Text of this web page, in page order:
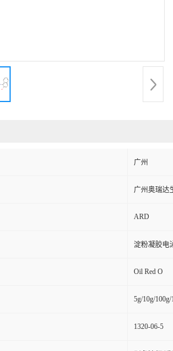
广州
广州奥瑞达
ARD
淀粉凝胶电
Oil Red O
5g/10g/
1320-06-5